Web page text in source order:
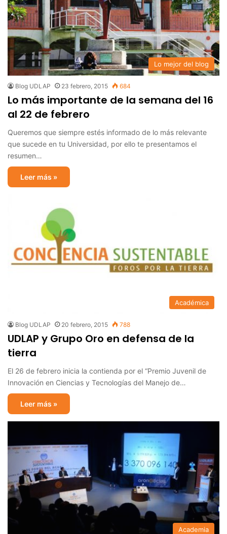
Lo mejor del blog
Blog UDLAP 23 febrero, 2015 684
Lo más importante de la semana del 16
al 22 de febrero
Queremos que siempre estés informado de lo más relevante
que sucede en tu Universidad, por ello te presentamos el
resumen…
Leer más »
Académica
Blog UDLAP 20 febrero, 2015 788
UDLAP y Grupo Oro en defensa de la
tierra
El 26 de febrero inicia la contienda por el “Premio Juvenil de
Innovación en Ciencias y Tecnologías del Manejo de…
Leer más »
Academia